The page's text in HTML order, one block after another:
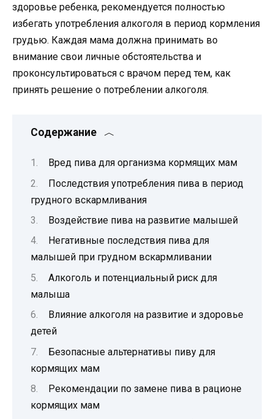
здоровье ребенка, рекомендуется полностью
избегать употребления алкоголя в период кормления
грудью. Каждая мама должна принимать во
внимание свои личные обстоятельства и
проконсультироваться с врачом перед тем, как
принять решение о потреблении алкоголя.
Содержание
Вред пива для организма кормящих мам
Последствия употребления пива в период
грудного вскармливания
Воздействие пива на развитие малышей
Негативные последствия пива для
малышей при грудном вскармливании
Алкоголь и потенциальный риск для
малыша
Влияние алкоголя на развитие и здоровье
детей
Безопасные альтернативы пиву для
кормящих мам
Рекомендации по замене пива в рационе
кормящих мам